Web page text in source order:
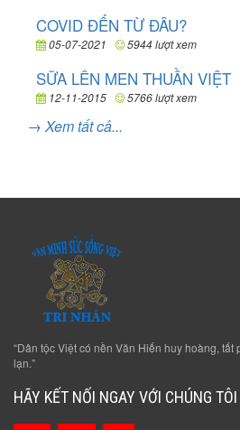
COVID ĐẾN TỪ ĐÂU?
05-07-2021 5944 lượt xem
SỮA LÊN MEN THUẦN VIỆT
12-11-2015 5766 lượt xem
→ Xem tất cả...
“Dân tộc Việt có nền Văn Hiến huy hoàng, tất
lạn.”
HÃY KẾT NỐI NGAY VỚI CHÚNG TÔI